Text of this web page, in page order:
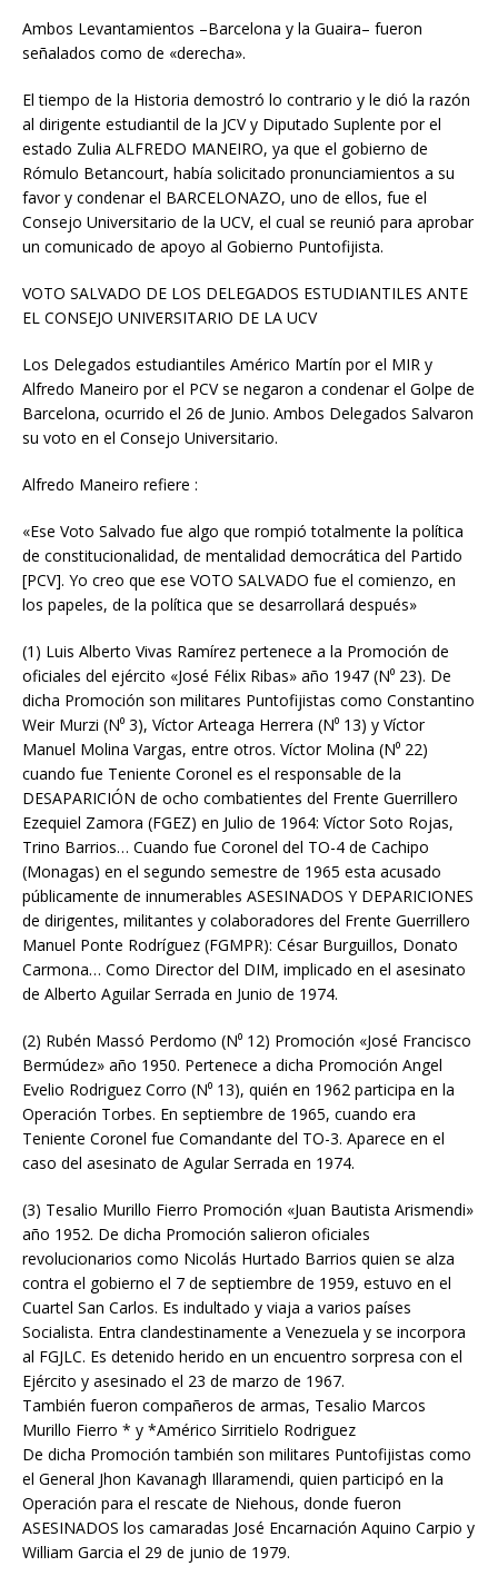
Ambos Levantamientos –Barcelona y la Guaira– fueron
señalados como de «derecha».
El tiempo de la Historia demostró lo contrario y le dió la razón
al dirigente estudiantil de la JCV y Diputado Suplente por el
estado Zulia ALFREDO MANEIRO, ya que el gobierno de
Rómulo Betancourt, había solicitado pronunciamientos a su
favor y condenar el BARCELONAZO, uno de ellos, fue el
Consejo Universitario de la UCV, el cual se reunió para aprobar
un comunicado de apoyo al Gobierno Puntofijista.
VOTO SALVADO DE LOS DELEGADOS ESTUDIANTILES ANTE
EL CONSEJO UNIVERSITARIO DE LA UCV
Los Delegados estudiantiles Américo Martín por el MIR y
Alfredo Maneiro por el PCV se negaron a condenar el Golpe de
Barcelona, ocurrido el 26 de Junio. Ambos Delegados Salvaron
su voto en el Consejo Universitario.
Alfredo Maneiro refiere :
«Ese Voto Salvado fue algo que rompió totalmente la política
de constitucionalidad, de mentalidad democrática del Partido
[PCV]. Yo creo que ese VOTO SALVADO fue el comienzo, en
los papeles, de la política que se desarrollará después»
(1) Luis Alberto Vivas Ramírez pertenece a la Promoción de
oficiales del ejército «José Félix Ribas» año 1947 (N⁰ 23). De
dicha Promoción son militares Puntofijistas como Constantino
Weir Murzi (N⁰ 3), Víctor Arteaga Herrera (N⁰ 13) y Víctor
Manuel Molina Vargas, entre otros. Víctor Molina (N⁰ 22)
cuando fue Teniente Coronel es el responsable de la
DESAPARICIÓN de ocho combatientes del Frente Guerrillero
Ezequiel Zamora (FGEZ) en Julio de 1964: Víctor Soto Rojas,
Trino Barrios… Cuando fue Coronel del TO-4 de Cachipo
(Monagas) en el segundo semestre de 1965 esta acusado
públicamente de innumerables ASESINADOS Y DEPARICIONES
de dirigentes, militantes y colaboradores del Frente Guerrillero
Manuel Ponte Rodríguez (FGMPR): César Burguillos, Donato
Carmona… Como Director del DIM, implicado en el asesinato
de Alberto Aguilar Serrada en Junio de 1974.
(2) Rubén Massó Perdomo (N⁰ 12) Promoción «José Francisco
Bermúdez» año 1950. Pertenece a dicha Promoción Angel
Evelio Rodriguez Corro (N⁰ 13), quién en 1962 participa en la
Operación Torbes. En septiembre de 1965, cuando era
Teniente Coronel fue Comandante del TO-3. Aparece en el
caso del asesinato de Agular Serrada en 1974.
(3) Tesalio Murillo Fierro Promoción «Juan Bautista Arismendi»
año 1952. De dicha Promoción salieron oficiales
revolucionarios como Nicolás Hurtado Barrios quien se alza
contra el gobierno el 7 de septiembre de 1959, estuvo en el
Cuartel San Carlos. Es indultado y viaja a varios países
Socialista. Entra clandestinamente a Venezuela y se incorpora
al FGJLC. Es detenido herido en un encuentro sorpresa con el
Ejército y asesinado el 23 de marzo de 1967.
También fueron compañeros de armas, Tesalio Marcos
Murillo Fierro * y *Américo Sirritielo Rodriguez
De dicha Promoción también son militares Puntofijistas como
el General Jhon Kavanagh Illaramendi, quien participó en la
Operación para el rescate de Niehous, donde fueron
ASESINADOS los camaradas José Encarnación Aquino Carpio y
William Garcia el 29 de junio de 1979.